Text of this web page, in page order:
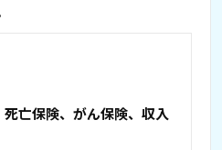
亡保険、がん保険、収入